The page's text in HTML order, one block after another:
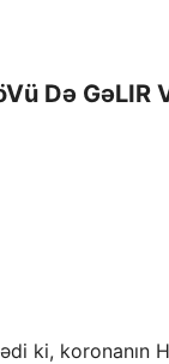
Də GəLIR
ki, koronanın